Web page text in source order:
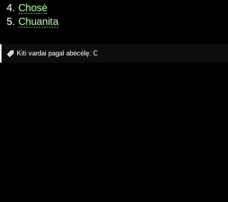
Chosė
Chuanita
Kiti vardai pagal abėcėlę: C